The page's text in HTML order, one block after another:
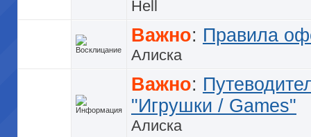
Hell
Важно: Правила
Алиска
Важно:
"Игрушки / Games"
Алиска